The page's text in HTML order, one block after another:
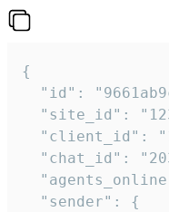
{
"id":
"site_id":
"client_id":
"chat_id":
  "sender": {